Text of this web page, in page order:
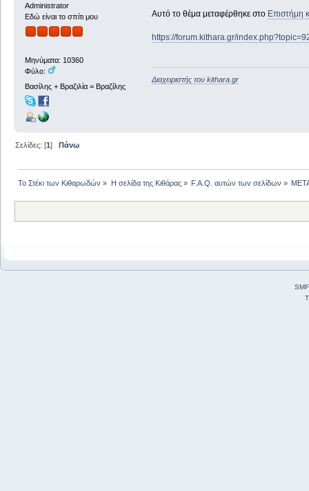
Administrator
Εδώ είναι το σπίτι μου
Μηνύματα: 10360
Φύλο:
Βασίλης + Βραζιλία = Βραζίλης
Αυτό το θέμα μεταφέρθηκε στο Επιστήμη
https://forum.kithara.gr/
Διαχειριστής του kithara.gr
Σελίδες: [1]Πάνω
Το Στέκι των Κιθαρωδών » Η σελίδα της Κιθάρας» F.A.Q. αυτών των σελίδων »